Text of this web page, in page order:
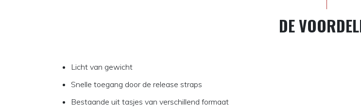
DE
Licht van gewicht
Snelle toegang door de release straps
Bestaande uit tasjes van verschillend formaat